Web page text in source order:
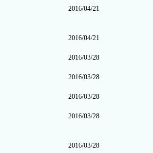
2016/04/21
2016/04/21
2016/03/28
2016/03/28
2016/03/28
2016/03/28
2016/03/28